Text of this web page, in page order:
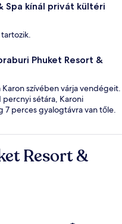
Spa kínál privát kültéri
Phuket Resort &
szívében várja vendégeit.
sétára, Karoni
perces gyalogtávra van tőle.
Resort &